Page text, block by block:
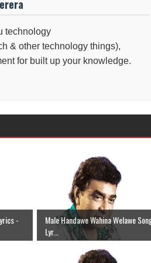
technology
& other technology things),
for built up your knowledge.
-
Male Handawe Wahina Welawe
Lyr...